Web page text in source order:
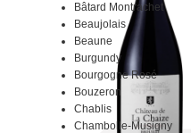
Bâtard Montrachet
Beaujolais
Beaune
Burgundy
Bourgogne Rosé
Bouzeron
Chablis
Chambolle-Musigny